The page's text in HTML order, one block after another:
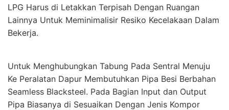
LPG Harus di Letakkan Terpisah Dengan Ruangan
Lainnya Untuk Meminimalisir Resiko Kecelakaan Dalam
Bekerja.
Untuk Menghubungkan Tabung Pada Sentral Menuju
Ke Peralatan Dapur Membutuhkan Pipa Besi Berbahan
Seamless Blacksteel. Pada Bagian Input dan Output
Pipa Biasanya di Sesuaikan Dengan Jenis Kompor